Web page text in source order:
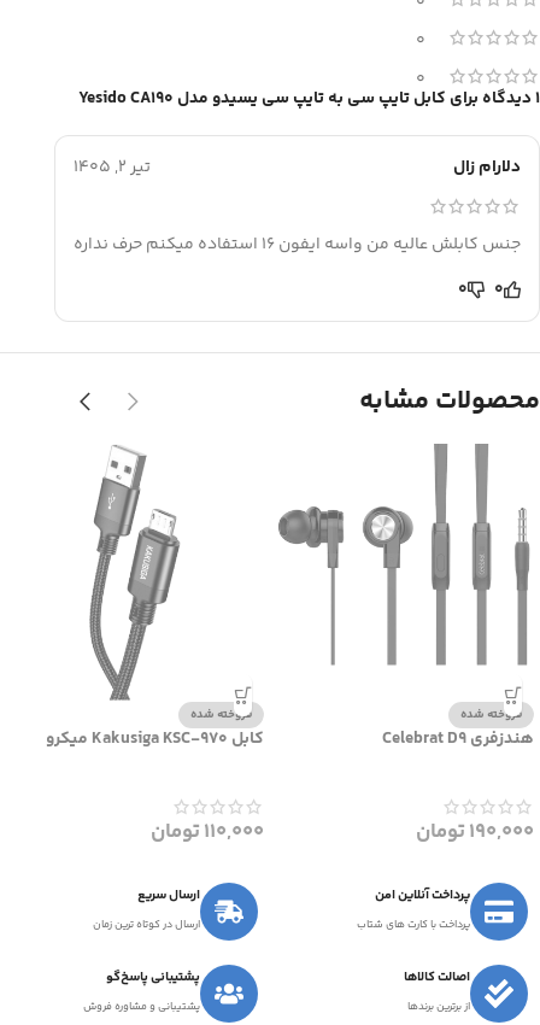
0
0
1 دیدگاه برای کابل تایپ سی به تایپ سی یسیدو مدل Yesido CA190
دلارام زال تیر 2, 1405
جنس کابلش عالیه من واسه ایفون 16 استفاده میکنم حرف نداره
0
0
محصولات مشابه
فروخته شده
هندزفری Celebrat D9
190,000تومان
فروخته شده
کابل Kakusiga KSC-970 میکرو
110,000تومان
پرداخت آنلاین امن
پرداخت با کارت های شتاب
ارسال سریع
ارسال در کوتاه ترین زمان
اصالت کالاها
از برترین برندها
پشتیبانی پاسخ‌گو
پشتیبانی و مشاوره فروش